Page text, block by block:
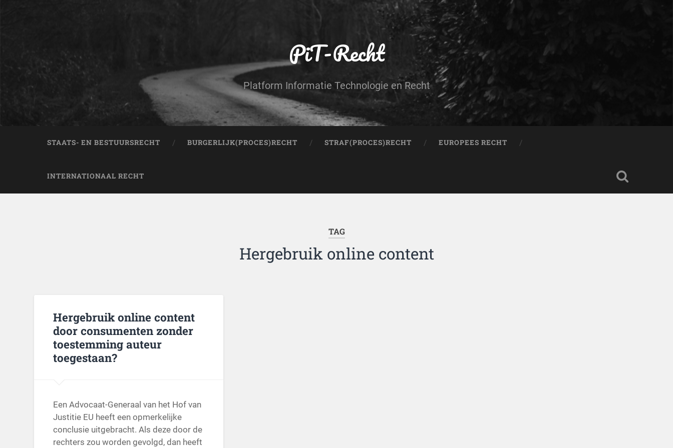
PiT-Recht
Platform Informatie Technologie en Recht
STAATS- EN BESTUURSRECHT BURGERLIJK(PROCES)RECHT STRAF(PROCES)RECHT EUROPEES RECHT
INTERNATIONAAL RECHT
TAG
Hergebruik online content
Hergebruik online content
door consumenten zonder
toestemming auteur
toegestaan?
Een Advocaat-Generaal van het Hof van
Justitie EU heeft een opmerkelijke
conclusie uitgebracht. Als deze door de
rechters zou worden gevolgd, dan heeft